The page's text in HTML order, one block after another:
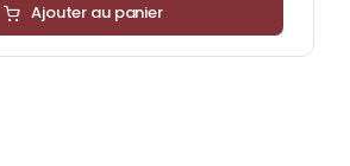
Ajouter au panier